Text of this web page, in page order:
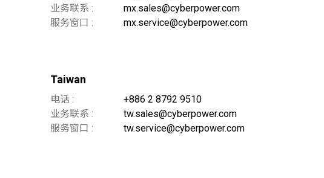
业务联系 :
mx.sales@cyberpower.com
服务窗口 :
mx.service@cyberpower.com
Taiwan
电话 :
+886 2 8792 9510
业务联系 :
tw.sales@cyberpower.com
服务窗口 :
tw.service@cyberpower.com